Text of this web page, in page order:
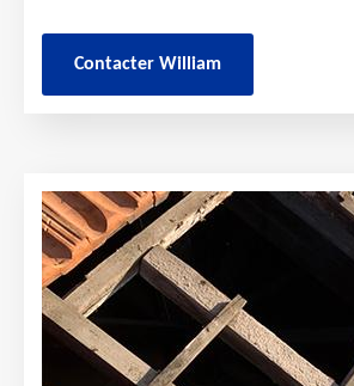
Contacter William